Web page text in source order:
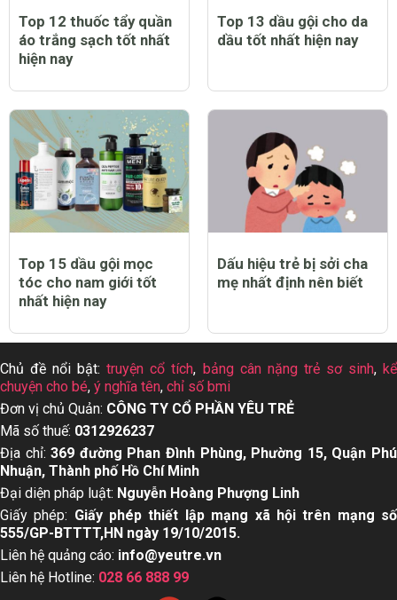
Trẻ bị sởi có biểu hiện
như thế nào?
Top 12 máy chạy bộ tại
nhà tốt nhất hiện nay
áo trắng sạch tốt nhất
hiện nay
dầu tốt nhất hiện nay
Top 15 dầu gội mọc
tóc cho nam giới tốt
nhất hiện nay
Dấu hiệu trẻ bị sởi cha
mẹ nhất định nên biết